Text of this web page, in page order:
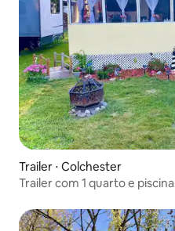
Trailer ⋅ Colchester
Trailer com 1 quarto e piscina